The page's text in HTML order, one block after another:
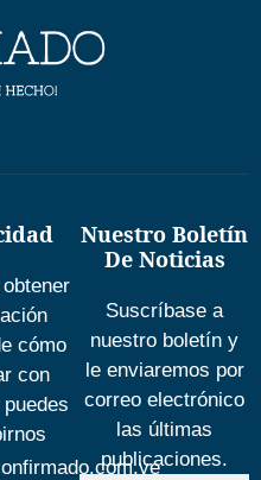
cómo
con
Nuestro Boletín
De Noticias
Suscríbase a
nuestro boletín y
le enviaremos por
correo electrónico
las últimas
publicaciones.